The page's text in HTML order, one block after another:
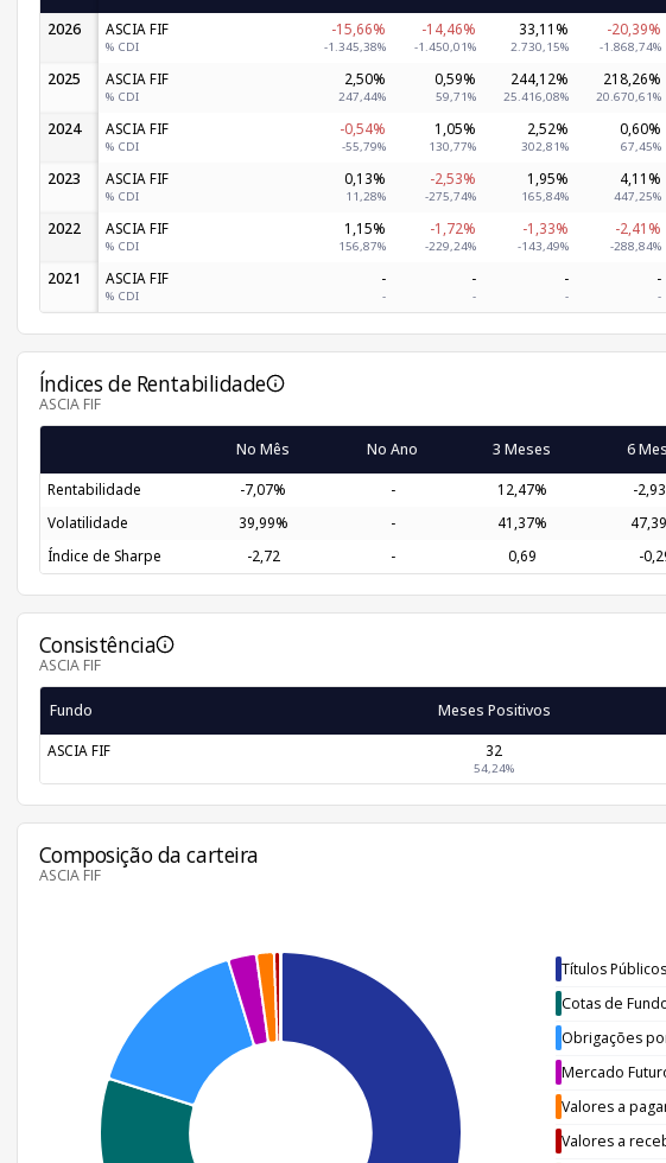
2026
ASCIA FIF
% CDI
-15,66%
-1.345,38%
-14,46%
-1.450,01%
33,11%
2.730,15%
-20,39%
-1.868,74%
2025 ASCIA FIF
% CDI
2,50%
247,44%
0,59%
59,71%
244,12%
25.416,08%
218,26%
20.670,61%
2024 ASCIA FIF
% CDI
-0,54%
-55,79%
1,05%
130,77%
2,52%
302,81%
0,60%
67,45%
2023 ASCIA FIF
% CDI
0,13%
11,28%
-2,53%
-275,74%
1,95%
165,84%
4,11%
447,25%
2022 ASCIA FIF
% CDI
1,15%
156,87%
-1,72%
-229,24%
-1,33%
-143,49%
-2,41%
-288,84%
2021 ASCIA FIF
% CDI
-
-
-
-
-
-
-
-
Índices de Rentabilidade
ASCIA FIF
No Mês No Ano 3 Meses 6
Rentabilidade -7,07% - 12,47% -
Volatilidade 39,99% - 41,37%
Índice de Sharpe -2,72 - 0,69 -
Consistência
ASCIA FIF
Fundo Meses Positivos
ASCIA FIF 32
54,24%
Composição da carteira
ASCIA FIF
Títulos Públicos
Cotas de
Obrigações
Mercado
Valores a
Valores a